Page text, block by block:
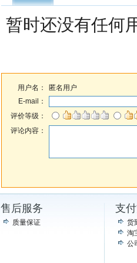
暂时还没有任何
用户名：
匿名用户
E-mail：
评价等级：
评论内容：
售后服务
质量保证
支
货
淘
公